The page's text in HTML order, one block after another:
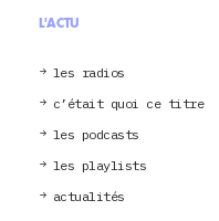
L'ACTU
les radios
c’était quoi ce titre
les podcasts
les playlists
actualités